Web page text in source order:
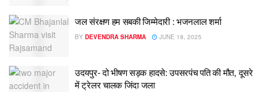
जल संरक्षण हम सबकी जिम्मेदारी : भजनलाल शर्मा
BY DEVENDRA SHARMA JUNE 18, 2025
उदयपुर- दो भीषण सड़क हादसे: उपसरपंच पति की मौत, दूसरे
में ट्रेलर चालक जिंदा जला